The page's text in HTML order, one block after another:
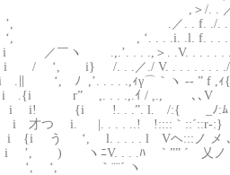
. . . . . . . . . .
. . . . ﾊ､. ＿. . .
f. . . . . . ‘”｢＼. . .
. . .,＞. .V. . . . . . . .,斗
./ V. . . . . . . . ./ _ V
. . . .,ｨγ⌒｀ヽ -‐ ” f ,ｨ{ ):
ｲ / ,., ､､V f:::ゝ-
.”. l. /:{ _ﾉ:ﾑ
. . ..! !::::｀::´::r‐:}
. . . l Vヘ:::ノ メ ､
. .ﾊ ` ”” ´ 乂ノゝ- ‘
¨¨´ ヽ _,..｡＜